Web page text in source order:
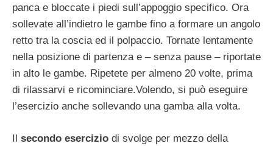
panca e bloccate i piedi sull’appoggio specifico. Ora
sollevate all’indietro le gambe fino a formare un angolo
retto tra la coscia ed il polpaccio. Tornate lentamente
nella posizione di partenza e – senza pause – riportate
in alto le gambe. Ripetete per almeno 20 volte, prima
di rilassarvi e ricominciare.Volendo, si può eseguire
l’esercizio anche sollevando una gamba alla volta.
Il secondo esercizio di svolge per mezzo della